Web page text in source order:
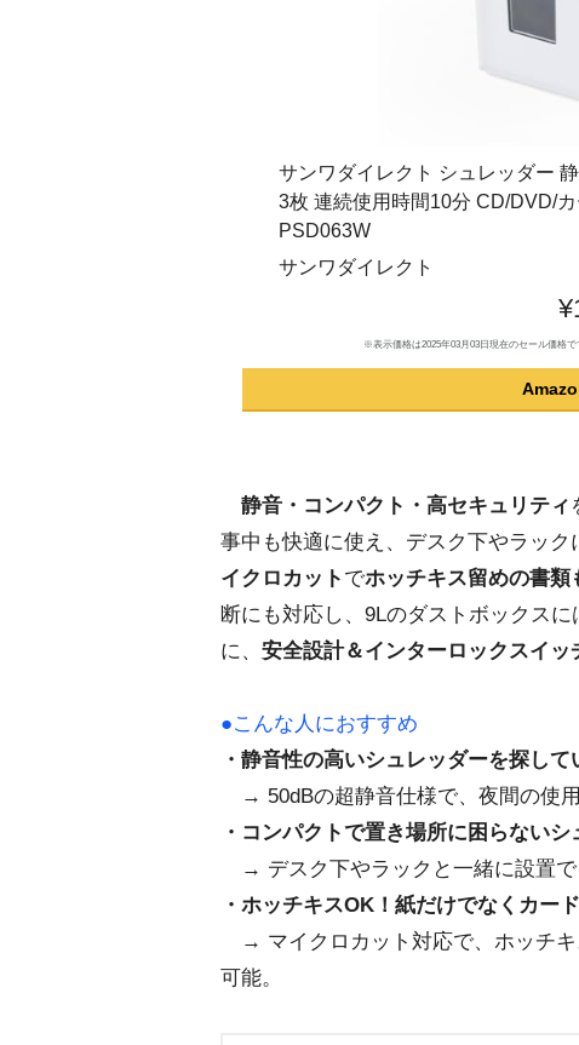
サンワダイレクト シュレッダー
3枚 連続使用時間10分 CD/DVD/
PSD063W
サンワダイレクト
※表示価格は2025年03月03日現在のセール価格
静音・コンパクト・高セキュリティ
事中も快適に使え、デスク下やラック
イクロカット でホッチキス留めの書類
断にも対応し、9Lのダストボックスに
に、 安全設計＆インターロックスイッ
●こんな人におすすめ
・静音性の高いシュレッダーを探して
→ 50dBの超静音仕様で、夜間の使用
・コンパクトで置き場所に困らない
→ デスク下やラックと一緒に設置で
・ホッチキスOK！紙だけでなくカー
→ マイクロカット対応で、ホッチキ
可能。